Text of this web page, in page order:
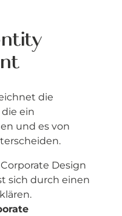
die
ein
und es von
Design
sich durch einen